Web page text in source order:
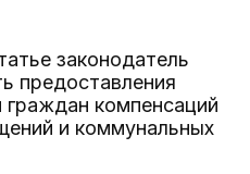
законодатель
предоставления
компенсаций
и коммунальных